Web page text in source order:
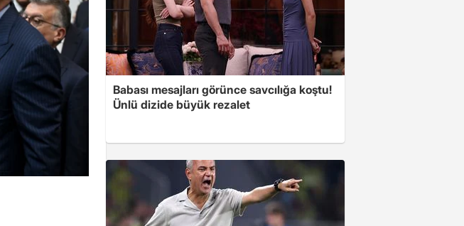
Babası mesajları görünce savcılığa koştu!
Ünlü dizide büyük rezalet